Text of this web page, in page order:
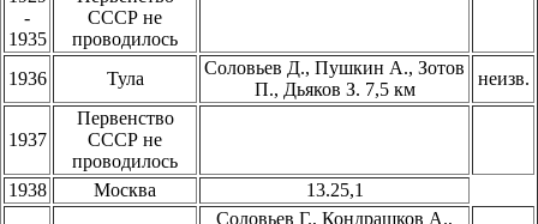
-
1935
СССР не
проводилось
1936
Тула
Соловьев Д., Пушкин А., Зотов
П., Дьяков З. 7,5 км
неизв.
1937
Первенство
СССР не
проводилось
1938
Москва
13.25,1
Соловьев Г., Кондрашков А.,